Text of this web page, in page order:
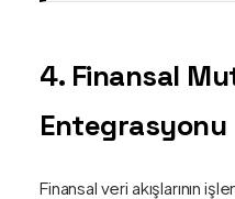
4. Finansal
Entegrasyonu
Finansal veri akışlarının